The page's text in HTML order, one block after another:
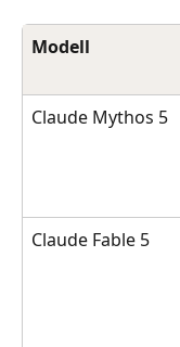
Modell
Claude Mythos 5
Claude Fable 5